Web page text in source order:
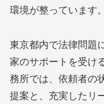
環境が整っています。
東京都内で法律問題
家のサポートを受け
務所では、依頼者の
提案と、充実したリ